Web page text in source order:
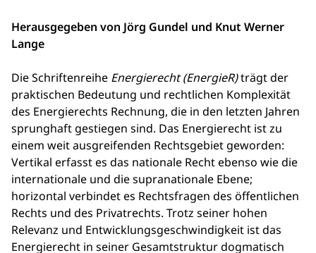
Herausgegeben von Jörg Gundel und Knut Werner
Lange
Die Schriftenreihe Energierecht (EnergieR)trägt der
praktischen Bedeutung und rechtlichen Komplexität
des Energierechts Rechnung, die in den letzten Jahren
sprunghaft gestiegen sind. Das Energierecht ist zu
einem weit ausgreifenden Rechtsgebiet geworden:
Vertikal erfasst es das nationale Recht ebenso wie die
internationale und die supranationale Ebene;
horizontal verbindet es Rechtsfragen des öffentlichen
Rechts und des Privatrechts. Trotz seiner hohen
Relevanz und Entwicklungsgeschwindigkeit ist das
Energierecht in seiner Gesamtstruktur dogmatisch